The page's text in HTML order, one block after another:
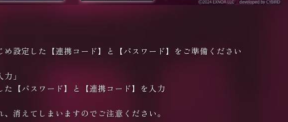
め設定した【連携コード】と【パスワード】をご準備ください
」
【パスワード】と【連携コード】を入力
消えてしまいますのでご注意ください。